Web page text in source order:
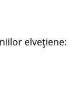
elvețiene: